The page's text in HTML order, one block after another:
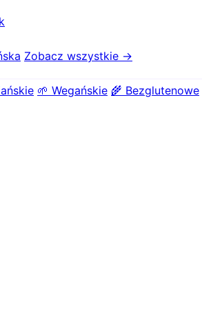
Zobacz wszystkie →
🌱 Wegańskie 🌾 Bezglutenowe